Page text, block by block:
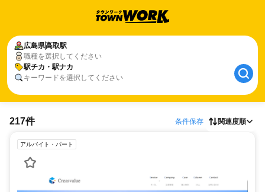
広島県高取駅
職種を選択してください
駅チカ・駅ナカ
キーワードを選択してください
217件 条件保存 関連度順
アルバイト・パート